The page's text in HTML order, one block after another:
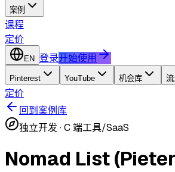
案例
课程
定价
EN 登录开始使用
Pinterest YouTube 机会库
定价
回到案例库
独立开发 ·C 端工具/SaaS
Nomad List